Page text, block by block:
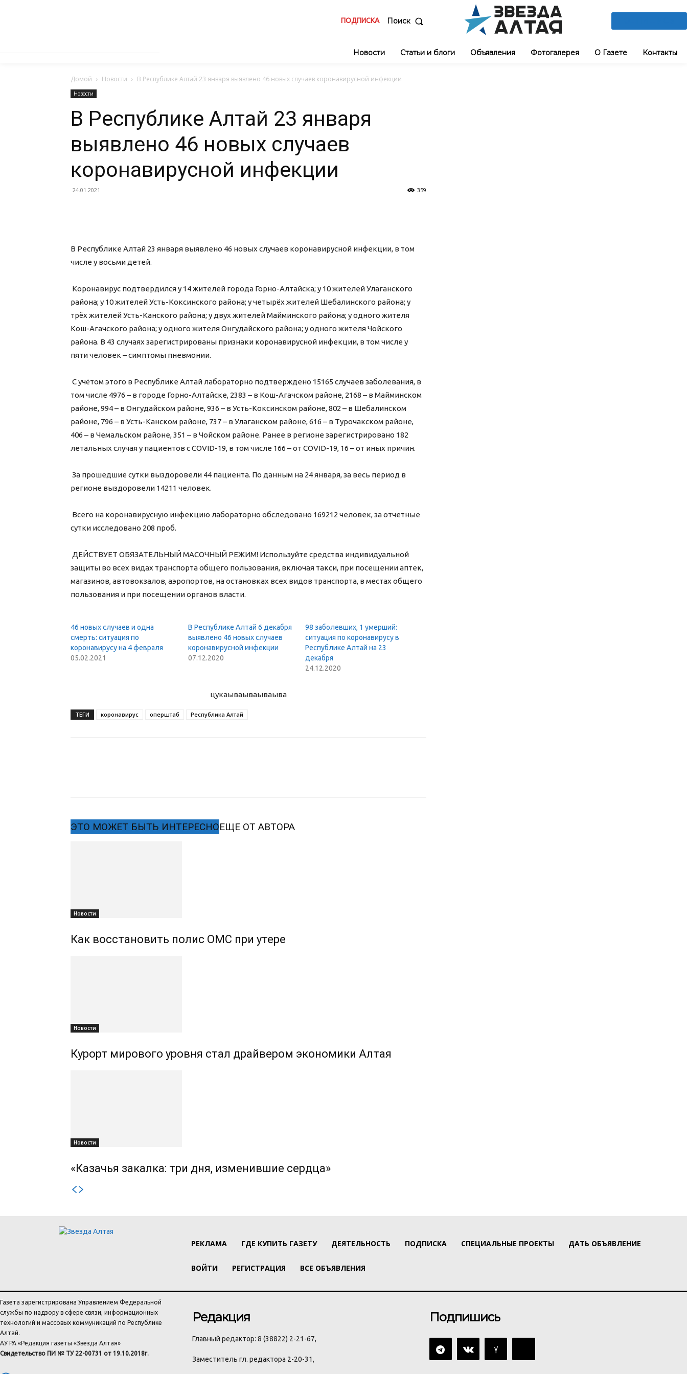
ПОДПИСКА Поиск
Новости Статьи и блоги Объявления Фотогалерея О Газете Контакты
Домой Новости В Республике Алтай 23 января выявлено 46 новых случаев коронавирусной инфекции
Новости
В Республике Алтай 23 января
выявлено 46 новых случаев
коронавирусной инфекции
24.01.2021 359
В Республике Алтай 23 января выявлено 46 новых случаев коронавирусной инфекции, в том
числе у восьми детей.
Коронавирус подтвердился у 14 жителей города Горно-Алтайска; у 10 жителей Улаганского
района; у 10 жителей Усть-Коксинского района; у четырёх жителей Шебалинского района; у
трёх жителей Усть-Канского района; у двух жителей Майминского района; у одного жителя
Кош-Агачского района; у одного жителя Онгудайского района; у одного жителя Чойского
района. В 43 случаях зарегистрированы признаки коронавирусной инфекции, в том числе у
пяти человек – симптомы пневмонии.
С учётом этого в Республике Алтай лабораторно подтверждено 15165 случаев заболевания, в
том числе 4976 – в городе Горно-Алтайске, 2383 – в Кош-Агачском районе, 2168 – в Майминском
районе, 994 – в Онгудайском районе, 936 – в Усть-Коксинском районе, 802 – в Шебалинском
районе, 796 – в Усть-Канском районе, 737 – в Улаганском районе, 616 – в Турочакском районе,
406 – в Чемальском районе, 351 – в Чойском районе. Ранее в регионе зарегистрировано 182
летальных случая у пациентов с COVID-19, в том числе 166 – от COVID-19, 16 – от иных причин.
За прошедшие сутки выздоровели 44 пациента. По данным на 24 января, за весь период в
регионе выздоровели 14211 человек.
Всего на коронавирусную инфекцию лабораторно обследовано 169212 человек, за отчетные
сутки исследовано 208 проб.
ДЕЙСТВУЕТ ОБЯЗАТЕЛЬНЫЙ МАСОЧНЫЙ РЕЖИМ! Используйте средства индивидуальной
защиты во всех видах транспорта общего пользования, включая такси, при посещении аптек,
магазинов, автовокзалов, аэропортов, на остановках всех видов транспорта, в местах общего
пользования и при посещении органов власти.
46 новых случаев и одна
смерть: ситуация по
коронавирусу на 4 февраля
05.02.2021
В Республике Алтай 6 декабря
выявлено 46 новых случаев
коронавирусной инфекции
07.12.2020
98 заболевших, 1 умерший:
ситуация по коронавирусу в
Республике Алтай на 23
декабря
24.12.2020
цукаываываываыва
ТЕГИ коронавирус оперштаб Республика Алтай
ЭТО МОЖЕТ БЫТЬ ИНТЕРЕСНОЕЩЕ ОТ АВТОРА
Новости
Как восстановить полис ОМС при утере
Новости
Курорт мирового уровня стал драйвером экономики Алтая
Новости
«Казачья закалка: три дня, изменившие сердца»
РЕКЛАМА ГДЕ КУПИТЬ ГАЗЕТУ ДЕЯТЕЛЬНОСТЬ ПОДПИСКА СПЕЦИАЛЬНЫЕ ПРОЕКТЫ ДАТЬ ОБЪЯВЛЕНИЕ
ВОЙТИ РЕГИСТРАЦИЯ ВСЕ ОБЪЯВЛЕНИЯ
Газета зарегистрирована Управлением Федеральной
службы по надзору в сфере связи, информационных
технологий и массовых коммуникаций по Республике
Алтай.
АУ РА «Редакция газеты «Звезда Алтая»
Свидетельство ПИ № ТУ 22-00731 от 19.10.2018г.
Редакция
Главный редактор: 8 (38822) 2-21-67,
Заместитель гл. редактора 2-20-31,
Подпишись